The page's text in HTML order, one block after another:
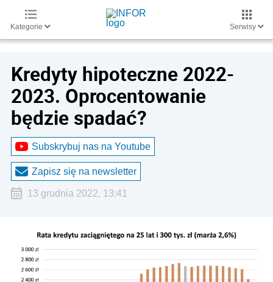
Kategorie Serwisy
Kredyty hipoteczne 2022-
2023. Oprocentowanie
będzie spadać?
Subskrybuj nas na Youtube
Zapisz się na newsletter
13 grudnia 2022, 13:41